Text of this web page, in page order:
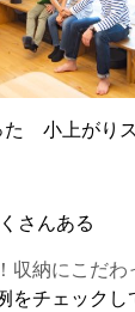
た 小上がりス
さんある
収納にこだ
をチェックし